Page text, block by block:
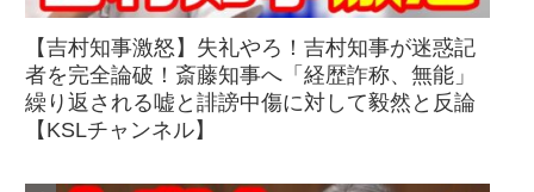
【吉村知事激怒】失礼やろ！吉村知事が迷惑記
者を完全論破！斎藤知事へ「経歴詐称、無能」
繰り返される嘘と誹謗中傷に対して毅然と反論
【KSLチャンネル】